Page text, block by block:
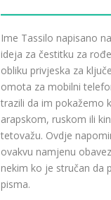
Ime Tassilo napisano
ideja za čestitku za
obliku privjeska za
omota za mobilni
trazili da im pokažemo
arapskom, ruskom ili
tetovažu. Ovdje
ovakvu namjenu
nekim ko je stručan da
pisma.